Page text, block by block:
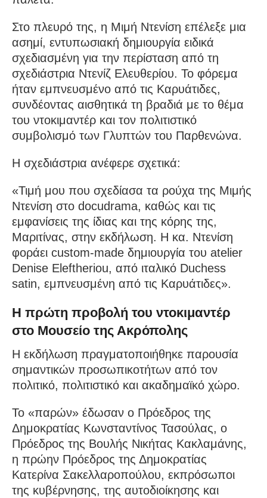
Στο πλευρό της, η Μιμή Ντενίση επέλεξε μια
ασημί, εντυπωσιακή δημιουργία ειδικά
σχεδιασμένη για την περίσταση από τη
σχεδιάστρια Ντενίζ Ελευθερίου. Το φόρεμα
ήταν εμπνευσμένο από τις Καρυάτιδες,
συνδέοντας αισθητικά τη βραδιά με το θέμα
του ντοκιμαντέρ και τον πολιτιστικό
συμβολισμό των Γλυπτών του Παρθενώνα.
Η σχεδιάστρια ανέφερε σχετικά:
«Τιμή μου που σχεδίασα τα ρούχα της Μιμής
Ντενίση στο docudrama, καθώς και τις
εμφανίσεις της ίδιας και της κόρης της,
Μαριτίνας, στην εκδήλωση. Η κα. Ντενίση
φοράει custom-made δημιουργία του atelier
Denise Eleftheriou, από ιταλικό Duchess
satin, εμπνευσμένη από τις Καρυάτιδες».
Η πρώτη προβολή του ντοκιμαντέρ
στο Μουσείο της Ακρόπολης
Η εκδήλωση πραγματοποιήθηκε παρουσία
σημαντικών προσωπικοτήτων από τον
πολιτικό, πολιτιστικό και ακαδημαϊκό χώρο.
Το «παρών» έδωσαν ο Πρόεδρος της
Δημοκρατίας Κωνσταντίνος Τασούλας, ο
Πρόεδρος της Βουλής Νικήτας Κακλαμάνης,
η πρώην Πρόεδρος της Δημοκρατίας
Κατερίνα Σακελλαροπούλου, εκπρόσωποι
της κυβέρνησης, της αυτοδιοίκησης και